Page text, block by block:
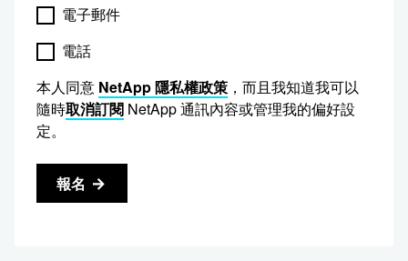
電子郵件
電話
本人同意 NetApp 隱私權政策 ，而且我知道我可以
隨時取消訂閱 NetApp 通訊內容或管理我的偏好設
定。
報名